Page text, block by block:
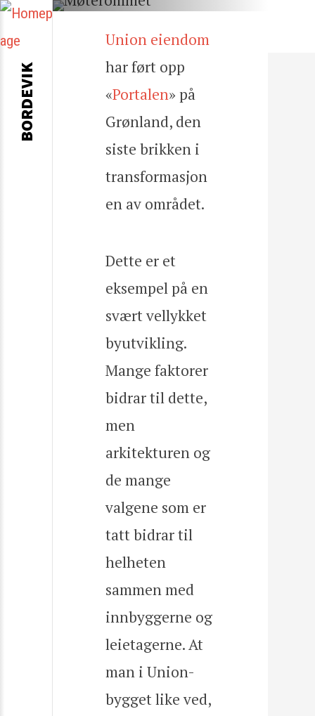
Union eiendom
har ført opp
«Portalen» på
Grønland, den
siste brikken i
transformasjon
en av området.
Dette er et
eksempel på en
svært vellykket
byutvikling.
Mange faktorer
bidrar til dette,
men
arkitekturen og
de mange
valgene som er
tatt bidrar til
helheten
sammen med
innbyggerne og
leietagerne. At
man i Union-
bygget like ved,
BORDEVIK